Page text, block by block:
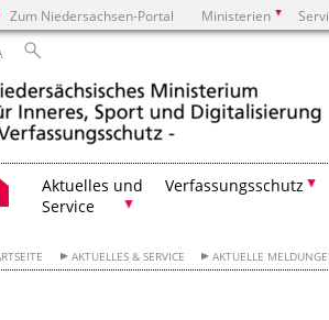
Zum Niedersachsen-Portal Ministerien
Aktuelles und
Service
Verfassungsschutz
AKTUELLES & SERVICE AKTUELLE